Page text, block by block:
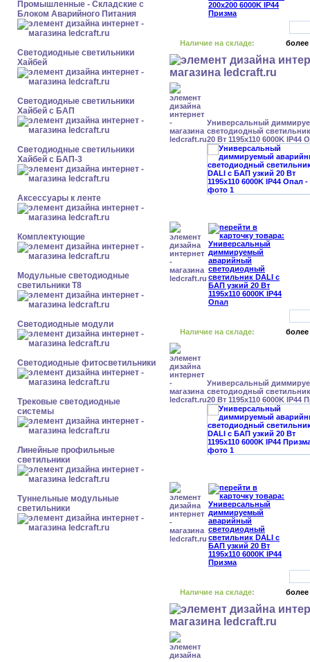
Промышленные - Складские с
Блоком Аварийного Питания
Светодиодные светильники
Хайбей
Светодиодные светильники
Хайбей с БАП
Светодиодные светильники
Хайбей с БАП-3
Аксессуары к ленте
Комплектующие
Модульные светодиодные
светильники Т8
Светодиодные модули
Светодиодные фитосветильники
Трековые светодиодные
системы
Линейные профильные
светильники
Туннельные модульные
светильники
Наличие на складе: более
Универсальный
светодиодный
20 Вт 1195x110 6000K IP44
Наличие на складе: более
Универсальный
светодиодный
20 Вт 1195x110 6000K IP44
Наличие на складе: более